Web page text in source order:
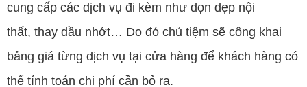
cung cấp các dịch vụ đi kèm như dọn dẹp nội
thất, thay dầu nhớt… Do đó chủ tiệm sẽ công khai
bảng giá từng dịch vụ tại cửa hàng để khách hàng có
thể tính toán chi phí cần bỏ ra.